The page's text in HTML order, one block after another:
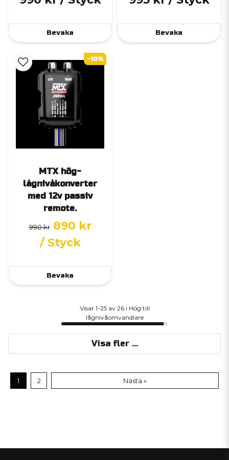
Bevaka Bevaka
MTX hög-
lågnivåkonverter
med 12v passiv
remote.
990 kr 890 kr
/ Styck
Bevaka
-10%
Visar 1-25 av 26 i Hög till
lågnivåomvandlare
Visa fler ...
1 2 Nästa »